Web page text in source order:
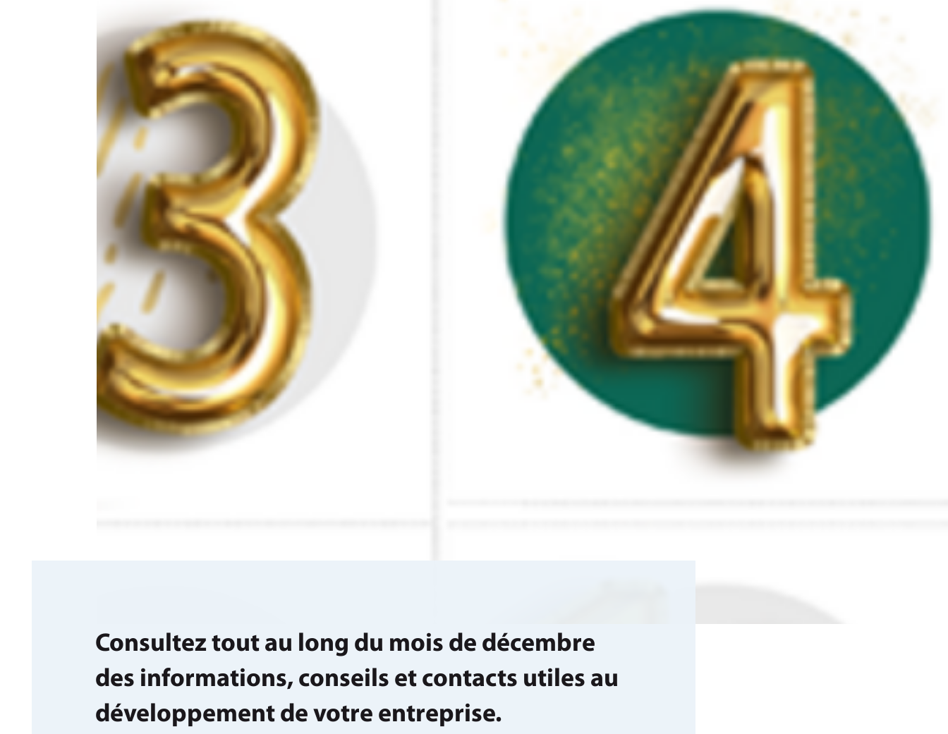
Consultez tout au long du mois de décembre
des informations, conseils et contacts utiles au
développement de votre entreprise.